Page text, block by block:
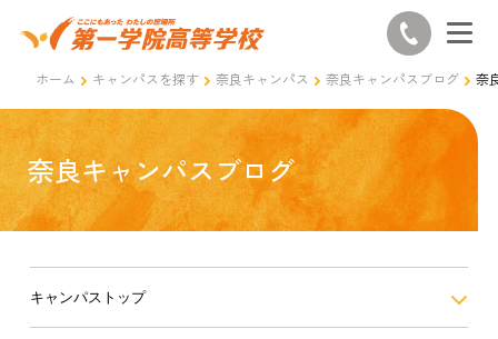
ホーム キャンパスを探す 奈良キャンパス 奈良キャンパスブログ 奈
奈良キャンパスブログ
キャンパストップ